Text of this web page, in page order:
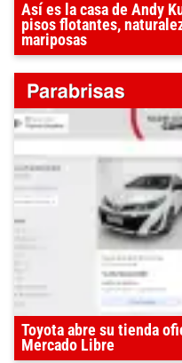
Así es la casa de Andy
pisos flotantes,
mariposas
Toyota abre su tienda
Mercado Libre